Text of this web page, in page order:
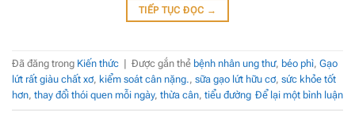
TIẾP TỤC ĐỌC →
Đã đăng trong Kiến thức Được gắn thẻ bệnh nhân ung thư, béo phì, Gạo
lứt rất giàu chất xơ, kiểm soát cân nặng., sữa gạo lứt hữu cơ, sức khỏe tốt
hơn, thay đổi thói quen mỗi ngày, thừa cân, tiểu đường Để lại một bình luận